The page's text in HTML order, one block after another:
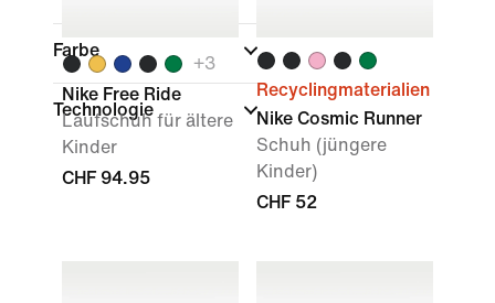
Farbe
Technologie
+3
Nike Free Ride
Laufschuh für ältere
Kinder
CHF 94.95
Recyclingmaterialien
Nike Cosmic Runner
Schuh (jüngere
Kinder)
CHF 52